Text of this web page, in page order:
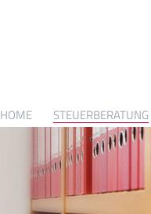
HOME STEUERBERATUNG